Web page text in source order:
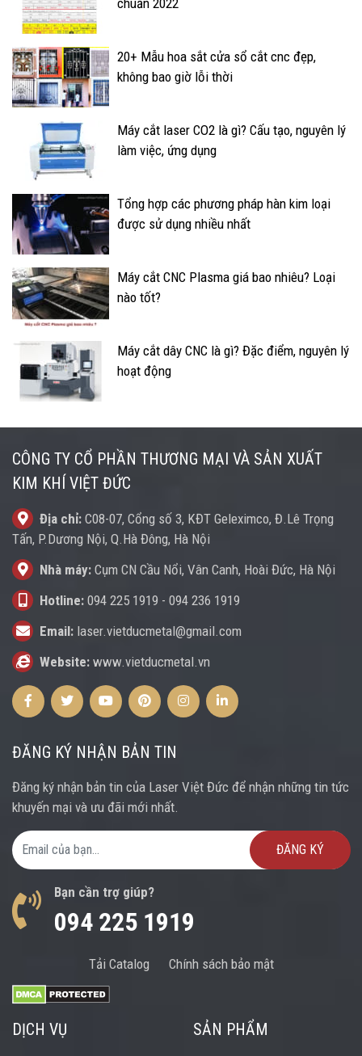
20+ Mẫu hoa sắt cửa sổ cắt cnc đẹp,
không bao giờ lỗi thời
Máy cắt laser CO2 là gì? Cấu tạo, nguyên lý
làm việc, ứng dụng
Tổng hợp các phương pháp hàn kim loại
được sử dụng nhiều nhất
Máy cắt CNC Plasma giá bao nhiêu? Loại
nào tốt?
Máy cắt dây CNC là gì? Đặc điểm, nguyên lý
hoạt động
CÔNG TY CỔ PHẦN THƯƠNG MẠI VÀ SẢN XUẤT
KIM KHÍ VIỆT ĐỨC
Địa chỉ: C08-07, Cổng số 3, KĐT Geleximco, Đ.Lê Trọng
Tấn, P.Dương Nội, Q.Hà Đông, Hà Nội
Nhà máy: Cụm CN Cầu Nổi, Vân Canh, Hoài Đức, Hà Nội
Hotline: 094 225 1919 - 094 236 1919
Email: laser.vietducmetal@gmail.com
Website: www.vietducmetal.vn
FacebookTwitterYoutubePinterestInstagramInstagram
ĐĂNG KÝ NHẬN BẢN TIN
Đăng ký nhận bản tin của Laser Việt Đức để nhận những tin tức
khuyến mại và ưu đãi mới nhất.
Email Address
Bạn cần trợ giúp?
094 225 1919
Tải Catalog Chính sách bảo mật
DỊCH VỤ SẢN PHẨM